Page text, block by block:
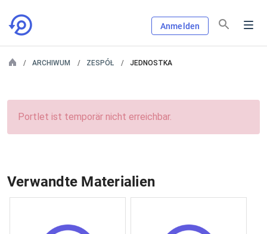
Anmelden
ARCHIWUM ZESPÓŁ JEDNOSTKA
Portlet ist temporär nicht erreichbar.
Verwandte Materialien